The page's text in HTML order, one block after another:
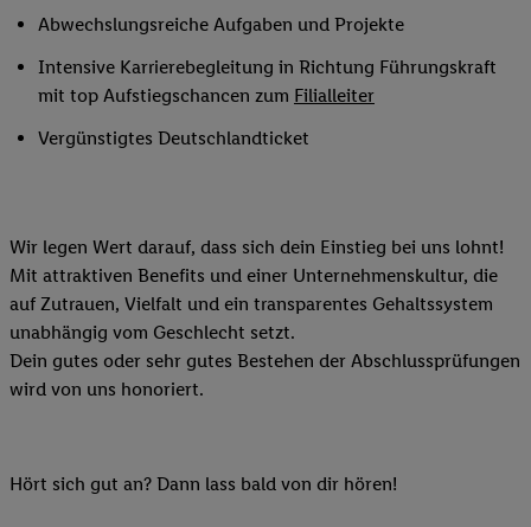
Abwechslungsreiche Aufgaben und Projekte
Intensive Karrierebegleitung in Richtung Führungskraft
mit top Aufstiegschancen zum Filialleiter
Vergünstigtes Deutschlandticket
Wir legen Wert darauf, dass sich dein Einstieg bei uns lohnt!
Mit attraktiven Benefits und einer Unternehmenskultur, die
auf Zutrauen, Vielfalt und ein transparentes Gehaltssystem
unabhängig vom Geschlecht setzt.
Dein gutes oder sehr gutes Bestehen der Abschlussprüfungen
wird von uns honoriert.
Hört sich gut an? Dann lass bald von dir hören!